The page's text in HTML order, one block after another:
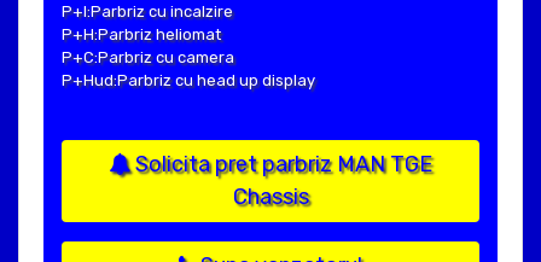
P+I:Parbriz cu incalzire
P+H:Parbriz heliomat
P+C:Parbriz cu camera
P+Hud:Parbriz cu head up display
Solicita pret parbriz MAN TGE
Chassis